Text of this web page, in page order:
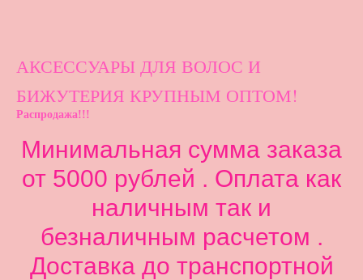
АКСЕССУАРЫ ДЛЯ ВОЛОС И
БИЖУТЕРИЯ КРУПНЫМ ОПТОМ!
Распродажа!!!
Минимальная сумма заказа
от 5000 рублей . Оплата как
наличным так и
безналичным расчетом .
Доставка до транспортной